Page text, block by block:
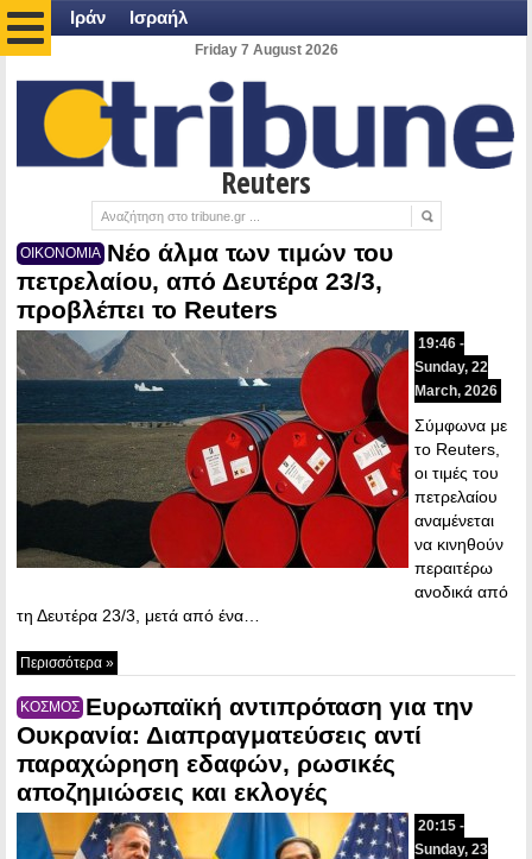
Ιράν Ισραήλ
Friday 7 August 2026
Reuters
ΟΙΚΟΝΟΜΙΑ Νέο άλμα των τιμών του
πετρελαίου, από Δευτέρα 23/3,
προβλέπει το Reuters
19:46 -
Sunday, 22
March, 2026
Σύμφωνα με
το Reuters,
οι τιμές του
πετρελαίου
αναμένεται
να κινηθούν
περαιτέρω
ανοδικά από
τη Δευτέρα 23/3, μετά από ένα…
Περισσότερα »
ΚΟΣΜΟΣ Ευρωπαϊκή αντιπρόταση για την
Ουκρανία: Διαπραγματεύσεις αντί
παραχώρηση εδαφών, ρωσικές
αποζημιώσεις και εκλογές
20:15 -
Sunday, 23